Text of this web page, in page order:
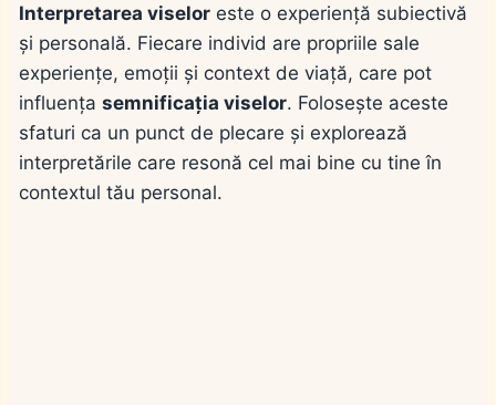
Interpretarea viselor este o experiență subiectivă
și personală. Fiecare individ are propriile sale
experiențe, emoții și context de viață, care pot
influența semnificația viselor. Folosește aceste
sfaturi ca un punct de plecare și explorează
interpretările care resonă cel mai bine cu tine în
contextul tău personal.